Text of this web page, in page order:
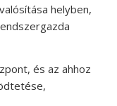
helyben,
és az ahhoz